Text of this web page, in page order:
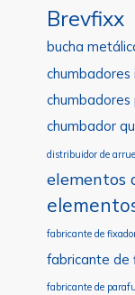
Brevfixx
bucha
chumbadores
chumbador
distribuidor de
elementos
fabricante de
fabricante de
fabricante de